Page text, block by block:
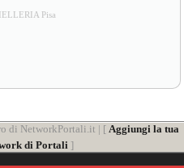
Pisa
di NetworkPortali.it | [ Aggiungi la tua
di Portali]